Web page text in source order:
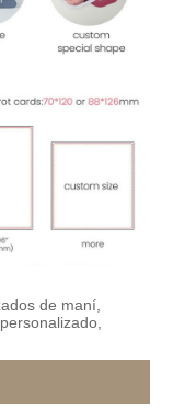
de maní,